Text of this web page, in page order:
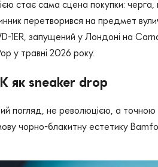
стає сама сцена покупки: черга,
перетворився на предмет
запущений у Лондоні на
у травні 2026 року.
як sneaker drop
погляд, не революцією, а
чорно-блакитну естетику